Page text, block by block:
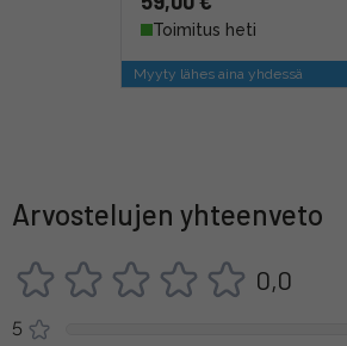
Toimitus heti
Myyty lähes aina yhdessä
Arvostelujen yhteenveto
0,0
5